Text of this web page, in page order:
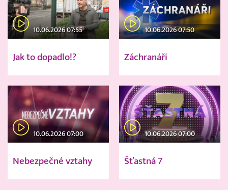
10.06.2026 07:55
Jak to dopadlo!?
10.06.2026 07:50
Záchranáři
10.06.2026 07:00
Nebezpečné vztahy
10.06.2026 07:00
Šťastná 7